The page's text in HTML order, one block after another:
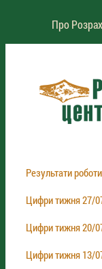
Про
Результати
Цифри тижня 27/
Цифри тижня 20/
Цифри тижня 13/